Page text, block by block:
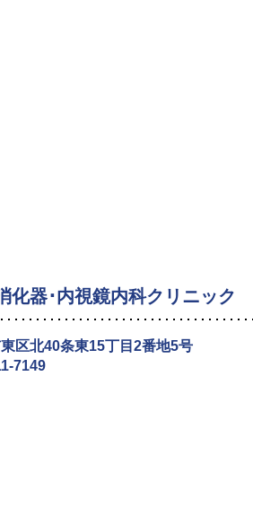
化器･内視鏡内科クリニック
区北40条東15丁目2番地5号
7149